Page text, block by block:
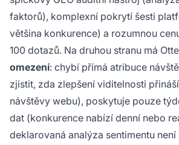
faktorů), komplexní pokrytí šesti
většina konkurence) a rozumnou
100 dotazů. Na druhou stranu má
omezení: chybí přímá atribuce
zjistit, zda zlepšení viditelnosti
návštěvy webu), poskytuje pouze
dat (konkurence nabízí denní nebo
deklarovaná analýza sentimentu